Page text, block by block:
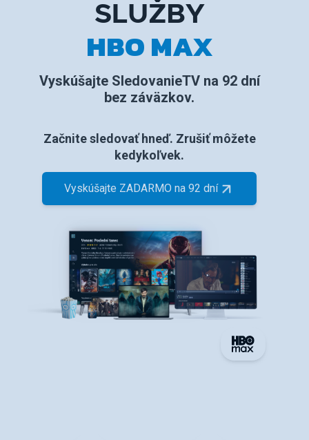
SLUŽBY
HBO MAX
Vyskúšajte SledovanieTV na 92 dní
bez záväzkov.
Začnite sledovať hneď. Zrušiť môžete
kedykoľvek.
Vyskúšajte ZADARMO na 92 dní